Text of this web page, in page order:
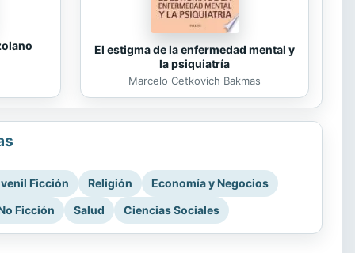
El estigma de la enfermedad mental y
la psiquiatría
Marcelo Cetkovich Bakmas
Ficción Religión
Economía y Negocios
Ficción
Salud Ciencias Sociales